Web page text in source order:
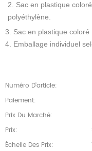
2. Sac en plastique
polyéthylène.
3. Sac en plastique
4. Emballage individuel
Numéro D'article:
Paiement:
Prix Du Marché:
Prix:
Échelle Des Prix: